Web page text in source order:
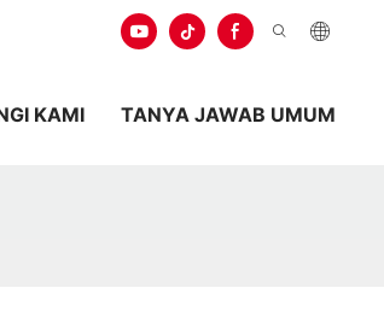
KAMI TANYA JAWAB UMUM